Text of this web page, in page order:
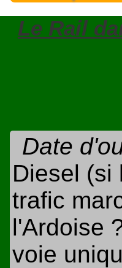
Le Rail
Date
Diesel (si
trafic
l'Ardoise
voie